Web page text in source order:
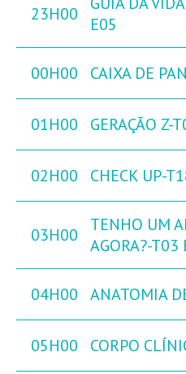
23H00
E05
00H00 CAIXA DE
01H00 GERAÇÃO Z-
02H00 CHECK UP-
03H00
TENHO UM
AGORA?-T03
04H00 ANATOMIA
05H00 CORPO